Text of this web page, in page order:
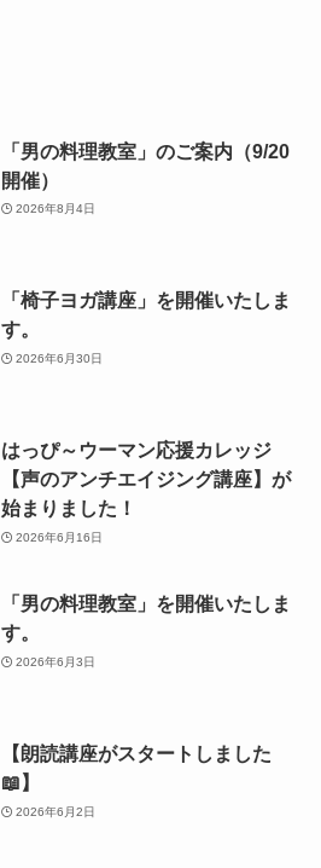
「男の料理教室」のご案内（9/20
開催）
2026年8月4日
「椅子ヨガ講座」を開催いたしま
す。
2026年6月30日
はっぴ～ウーマン応援カレッジ
【声のアンチエイジング講座】が
始まりました！
2026年6月16日
「男の料理教室」を開催いたしま
す。
2026年6月3日
【朗読講座がスタートしました
📖】
2026年6月2日